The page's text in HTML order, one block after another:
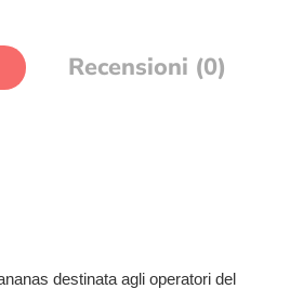
Recensioni (0)
destinata agli operatori del